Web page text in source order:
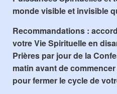
monde visible et invisible
Recommandations :
votreVie Spirituelleen
Prières par jour de la
matin avant de
pour fermer le cycle de